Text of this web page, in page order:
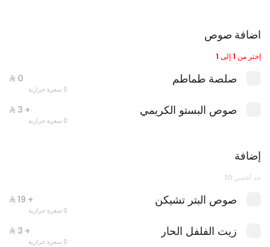
جست دنك ات بيبيروني
اضافة صوص
إختر من 1 إلى 1
صلصة طماطم
0 سعرة حرارية
صوص البستو الكريمي + ⁨⁦‪‬ 3⁩
0 سعرة حرارية
إضافة
حد أقصى 10
صوص البتر تشيكن + ⁨⁦‪‬ 19⁩
0 سعرة حرارية
زيت الفلفل الحار + ⁨⁦‪‬ 3⁩
0 سعرة حرارية